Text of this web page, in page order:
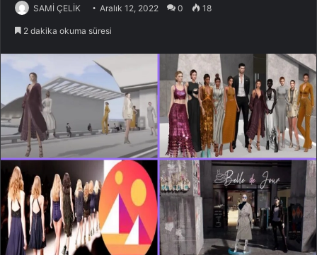
SAMİ ÇELİK Aralık 12, 2022 0 18
2 dakika okuma süresi